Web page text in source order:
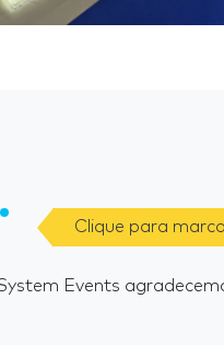
Clique para
Events